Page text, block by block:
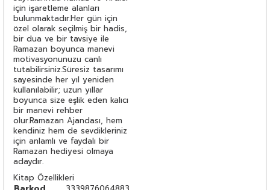
için işaretleme alanları
bulunmaktadır.Her gün için
özel olarak seçilmiş bir hadis,
bir dua ve bir tavsiye ile
Ramazan boyunca manevi
motivasyonunuzu canlı
tutabilirsiniz.Süresiz tasarımı
sayesinde her yıl yeniden
kullanılabilir; uzun yıllar
boyunca size eşlik eden kalıcı
bir manevi rehber
olur.Ramazan Ajandası, hem
kendiniz hem de sevdikleriniz
için anlamlı ve faydalı bir
Ramazan hediyesi olmaya
adaydır.
Kitap Özellikleri